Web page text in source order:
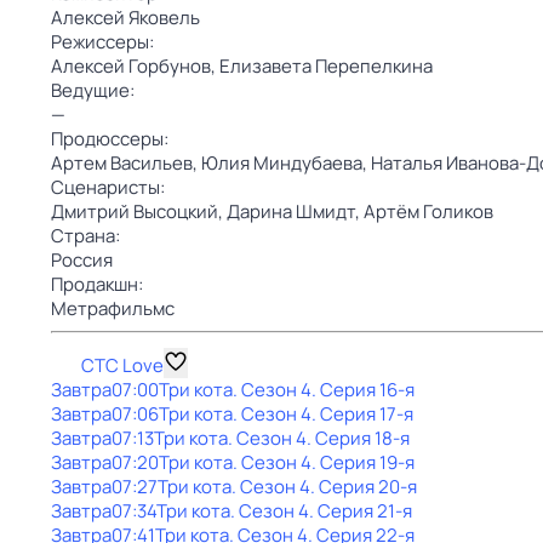
Алексей Яковель
Режиссеры:
Алексей Горбунов, Елизавета Перепелкина
Ведущие:
—
Продюссеры:
Артем Васильев, Юлия Миндубаева, Наталья Иванова-
Сценаристы:
Дмитрий Высоцкий,Дарина Шмидт,Артём Голиков
Страна:
Россия
Продакшн:
Метрафильмс
СТС Love
Завтра07:00Три кота. Сезон 4. Серия 16-я
Завтра07:06Три кота. Сезон 4. Серия 17-я
Завтра07:13Три кота. Сезон 4. Серия 18-я
Завтра07:20Три кота. Сезон 4. Серия 19-я
Завтра07:27Три кота. Сезон 4. Серия 20-я
Завтра07:34Три кота. Сезон 4. Серия 21-я
Завтра07:41Три кота. Сезон 4. Серия 22-я